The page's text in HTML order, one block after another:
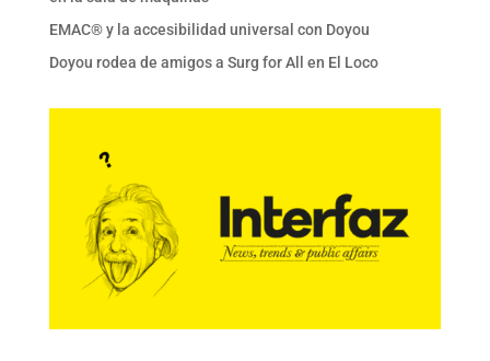
EMAC® y la accesibilidad universal con Doyou
Doyou rodea de amigos a Surg for All en El Loco